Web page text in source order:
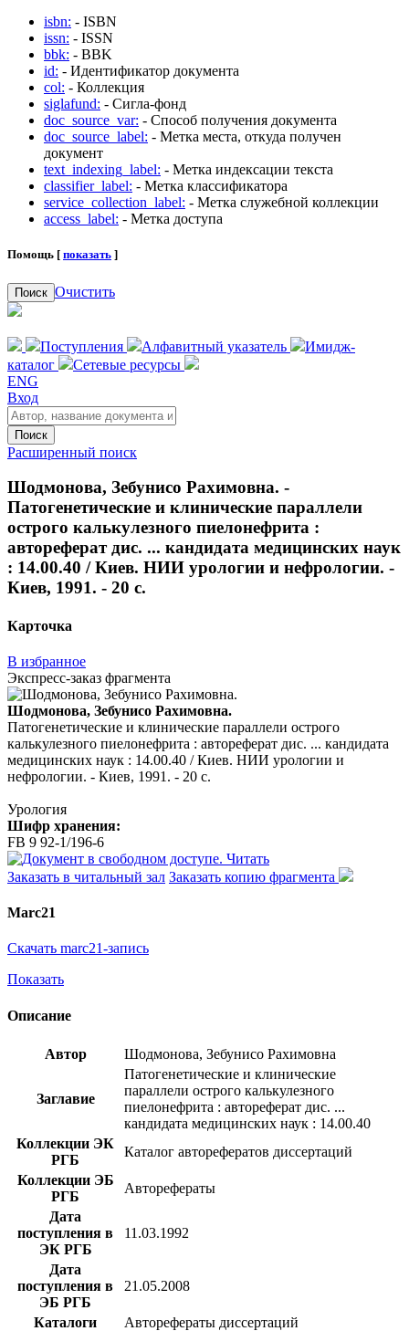
isbn: - ISBN
issn: - ISSN
bbk: - BBK
id: - Идентификатор документа
col: - Коллекция
siglafund: - Сигла-фонд
doc_source_var: - Способ получения документа
doc_source_label: - Метка места, откуда получен
документ
text_indexing_label: - Метка индексации текста
classifier_label: - Метка классификатора
service_collection_label: - Метка служебной коллекции
access_label: - Метка доступа
Помощь [ показать ]
Поиск Очистить
Поступления Алфавитный указатель
Имидж-
каталог
Сетевые ресурсы
ENG
Вход
Поиск
Расширенный поиск
Шодмонова, Зебунисо Рахимовна. -
Патогенетические и клинические параллели
острого калькулезного пиелонефрита :
автореферат дис. ... кандидата медицинских наук
: 14.00.40 / Киев. НИИ урологии и нефрологии. -
Киев, 1991. - 20 с.
Карточка
В избранное
Экспресс-заказ фрагмента
Шодмонова, Зебунисо Рахимовна.
Патогенетические и клинические параллели острого
калькулезного пиелонефрита : автореферат дис. ... кандидата
медицинских наук : 14.00.40 / Киев. НИИ урологии и
нефрологии. - Киев, 1991. - 20 с.
Урология
Шифр хранения:
FB 9 92-1/196-6
Читать
Заказать в читальный зал Заказать копию фрагмента
Marc21
Скачать marc21-запись
Показать
Описание
Автор Шодмонова, Зебунисо Рахимовна
Заглавие
Патогенетические и клинические
параллели острого калькулезного
пиелонефрита : автореферат дис. ...
кандидата медицинских наук : 14.00.40
Коллекции ЭК
РГБ
Каталог авторефератов диссертаций
Коллекции ЭБ
РГБ
Авторефераты
Дата
поступления в
ЭК РГБ
11.03.1992
Дата
поступления в
ЭБ РГБ
21.05.2008
Каталоги
Авторефераты диссертаций